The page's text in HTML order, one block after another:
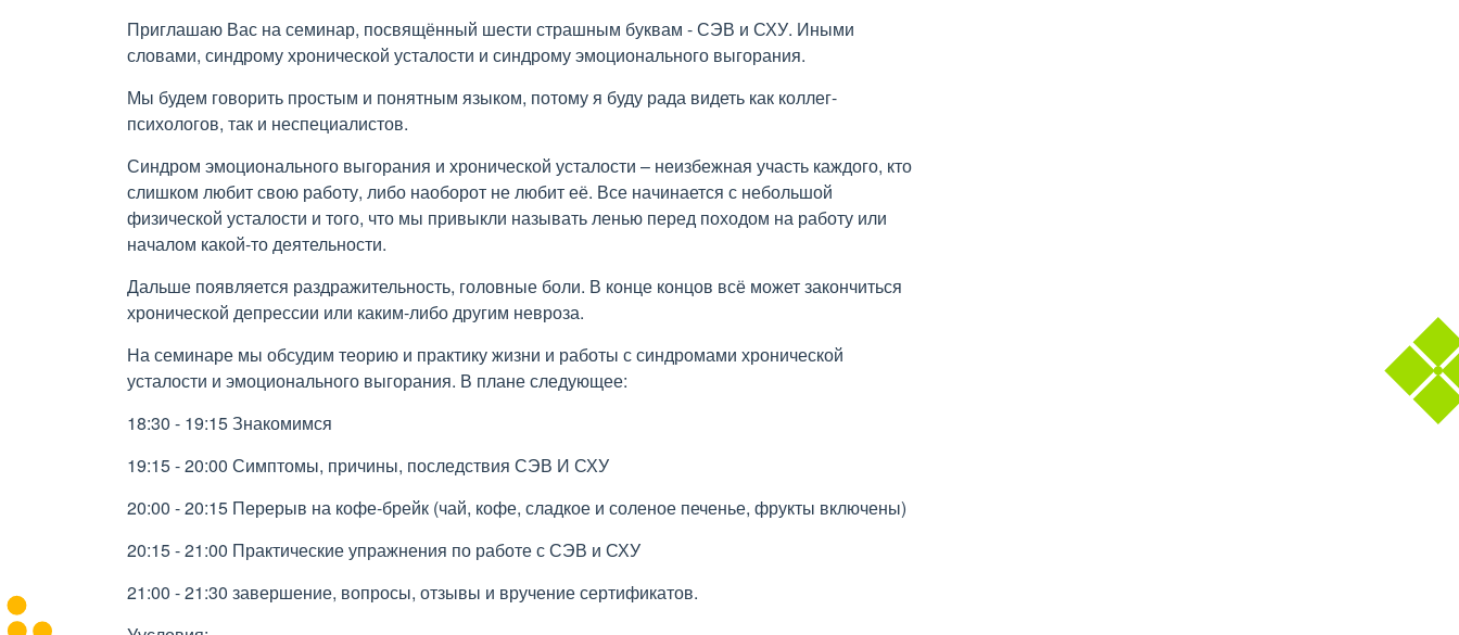
Приглашаю Вас на семинар, посвящённый шести страшным буквам - СЭВ и СХУ. Иными
словами, синдрому хронической усталости и синдрому эмоционального выгорания.
Мы будем говорить простым и понятным языком, потому я буду рада видеть как коллег-
психологов, так и неспециалистов.
Синдром эмоционального выгорания и хронической усталости – неизбежная участь каждого, кто
слишком любит свою работу, либо наоборот не любит её. Все начинается с небольшой
физической усталости и того, что мы привыкли называть ленью перед походом на работу или
началом какой-то деятельности.
Дальше появляется раздражительность, головные боли. В конце концов всё может закончиться
хронической депрессии или каким-либо другим невроза.
На семинаре мы обсудим теорию и практику жизни и работы с синдромами хронической
усталости и эмоционального выгорания. В плане следующее:
18:30 - 19:15 Знакомимся
19:15 - 20:00 Симптомы, причины, последствия СЭВ И СХУ
20:00 - 20:15 Перерыв на кофе-брейк (чай, кофе, сладкое и соленое печенье, фрукты включены)
20:15 - 21:00 Практические упражнения по работе с СЭВ и СХУ
21:00 - 21:30 завершение, вопросы, отзывы и вручение сертификатов.